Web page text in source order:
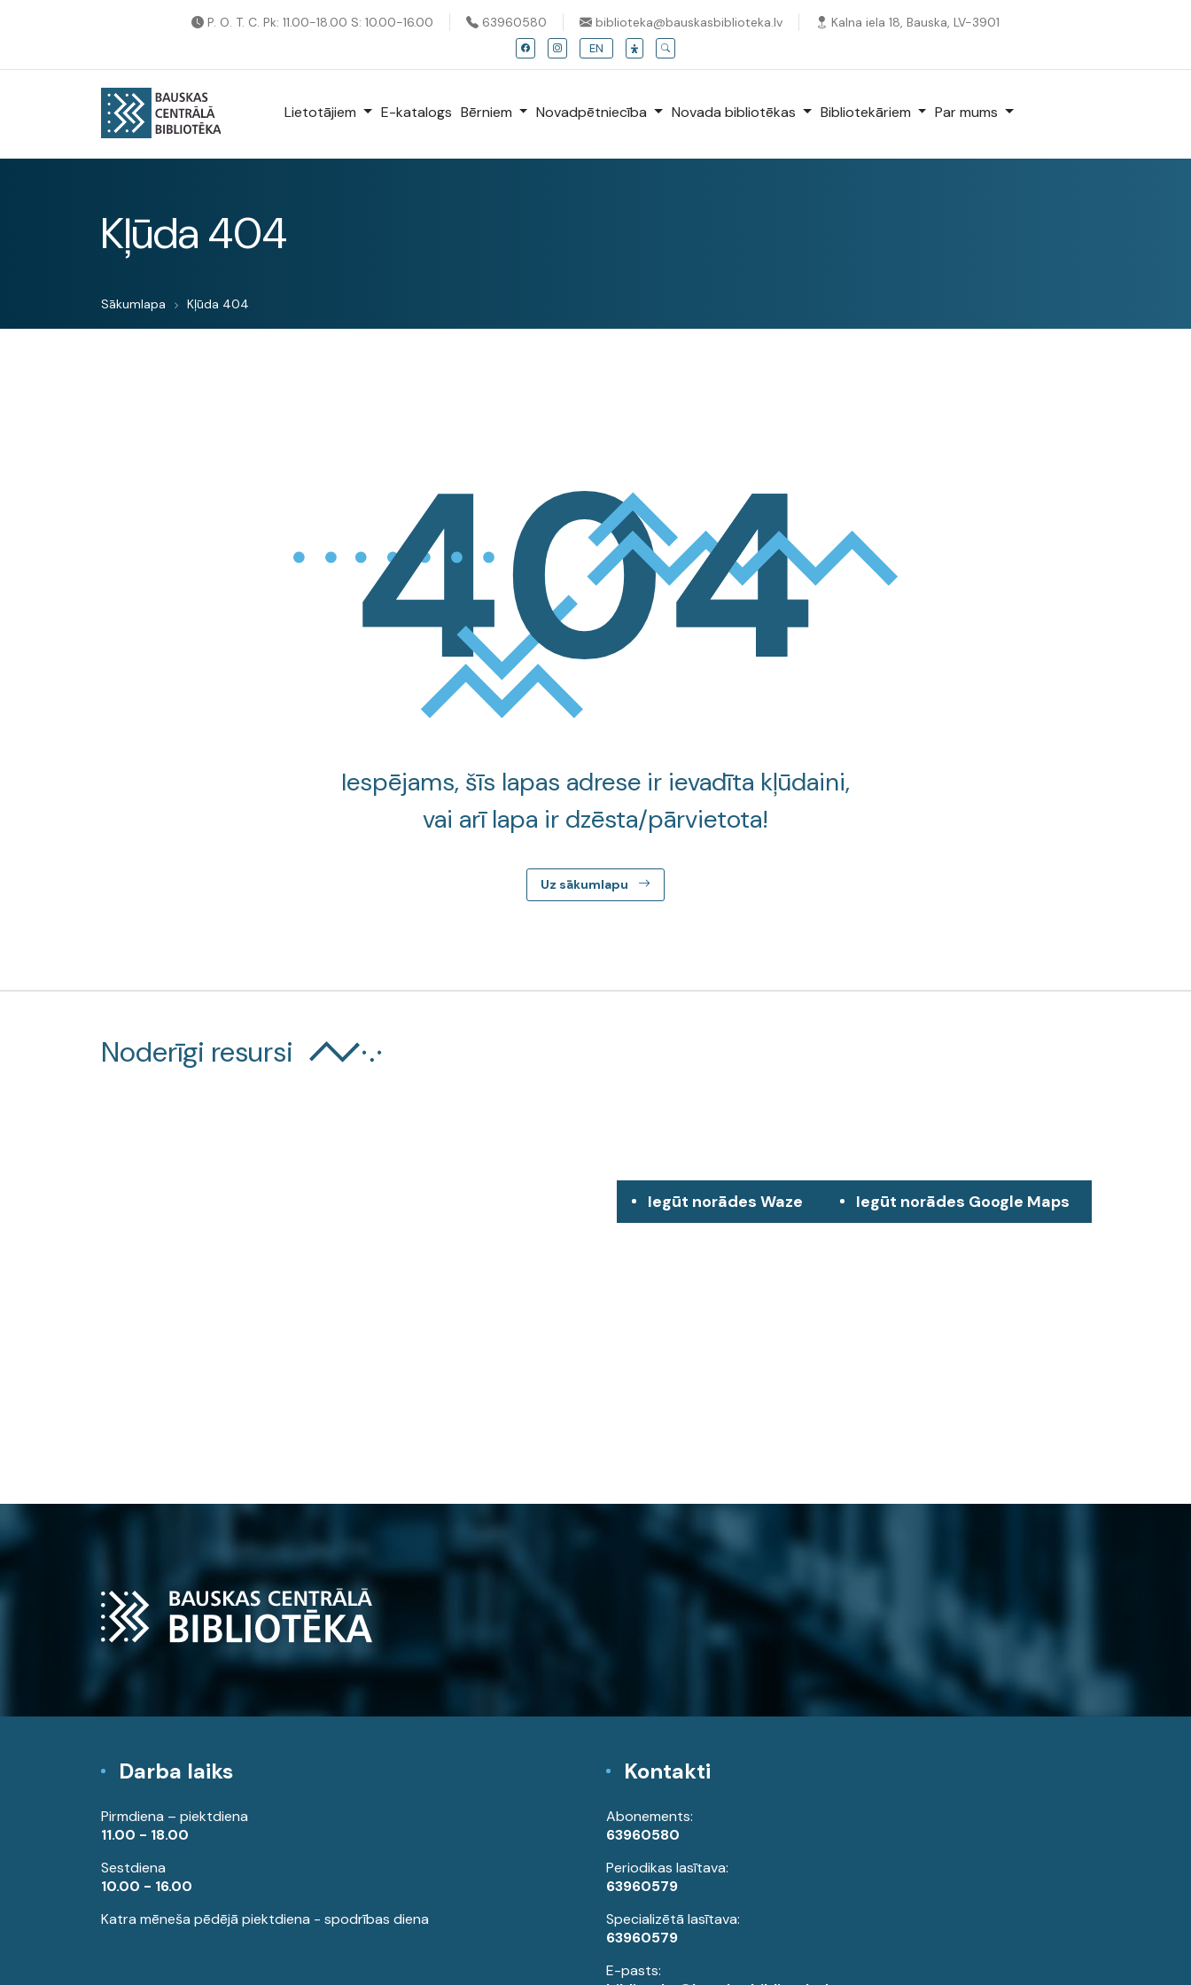
P. O. T. C. Pk: 11.00-18.00 S: 10.00-16.00 63960580 biblioteka@bauskasbiblioteka.lv Kalna iela 18, Bauska, LV-3901
EN
Lietotājiem E-katalogs Bērniem Novadpētniecība Novada bibliotēkas Bibliotekāriem Par mums
Kļūda 404
Sākumlapa Kļūda 404
Iespējams, šīs lapas adrese ir ievadīta kļūdaini,
vai arī lapa ir dzēsta/pārvietota!
Uz sākumlapu
Noderīgi resursi
Iegūt norādes Waze Iegūt norādes Google Maps
Darba laiks
Pirmdiena – piektdiena
11.00 - 18.00
Sestdiena
10.00 - 16.00
Katra mēneša pēdējā piektdiena - spodrības diena
Kontakti
Abonements:
63960580
Periodikas lasītava:
63960579
Specializētā lasītava:
63960579
E-pasts: